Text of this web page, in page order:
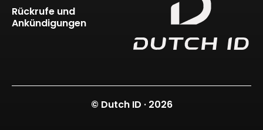
Rückrufe und
Ankündigungen
© Dutch ID · 2026